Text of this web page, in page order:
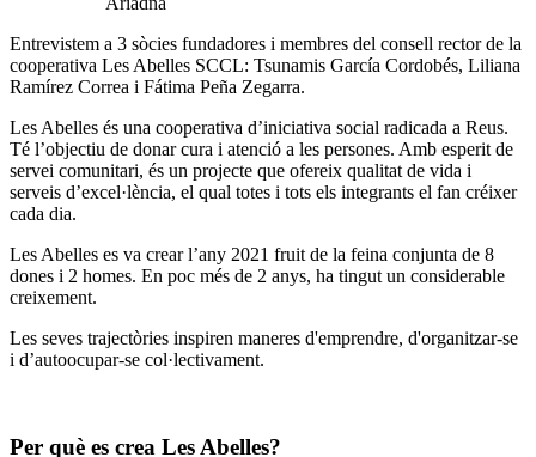
Entrevistem a 3 sòcies fundadores i membres del consell rector de la
cooperativa Les Abelles SCCL: Tsunamis García Cordobés, Liliana
Ramírez Correa i Fátima Peña Zegarra.
Les Abelles és una cooperativa d’iniciativa social radicada a Reus.
Té l’objectiu de donar cura i atenció a les persones. Amb esperit de
servei comunitari, és un projecte que ofereix qualitat de vida i
serveis d’excel·lència, el qual totes i tots els integrants el fan créixer
cada dia.
Les Abelles es va crear l’any 2021 fruit de la feina conjunta de 8
dones i 2 homes. En poc més de 2 anys, ha tingut un considerable
creixement.
Les seves trajectòries inspiren maneres d'emprendre, d'organitzar-se
i d’autoocupar-se col·lectivament.
Per què es crea Les Abelles?